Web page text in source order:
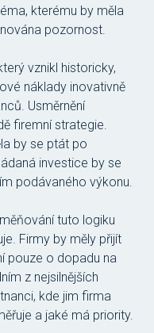
kterému by měla
pozornost.
vznikl historicky,
náklady inovativně
Usměrnění
firemní strategie.
by se ptát po
investice by se
podávaného výkonu.
tuto logiku
Firmy by měly přijít
pouze o dopadu na
z nejsilnějších
kde jim firma
a jaké má priority.